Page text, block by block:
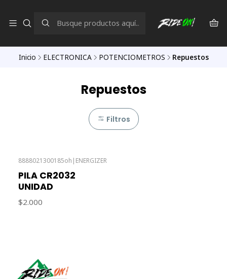
Inicio ELECTRONICA POTENCIOMETROS Repuestos
Repuestos
Filtros
8888021300185oh | ENERGIZER
PILA CR2032
UNIDAD
$2.000